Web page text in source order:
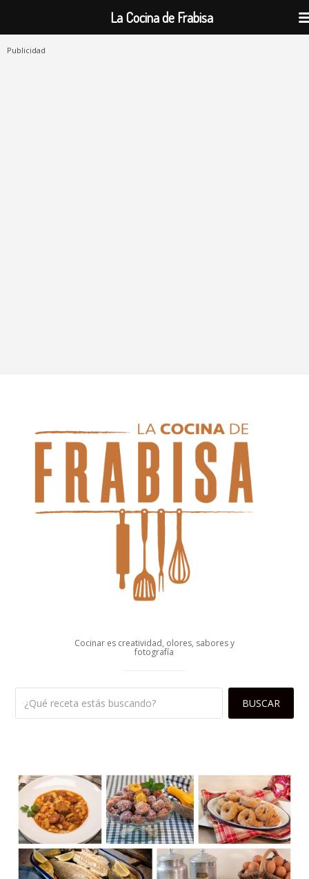
Publicidad
Cocinar es creatividad, olores, sabores y
fotografía
La Cocina de Frabisa